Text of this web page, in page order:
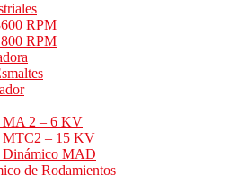
RPM
RPM
MA 2 – 6 KV
MTC2 – 15 KV
Dinámico MAD
de Rodamientos